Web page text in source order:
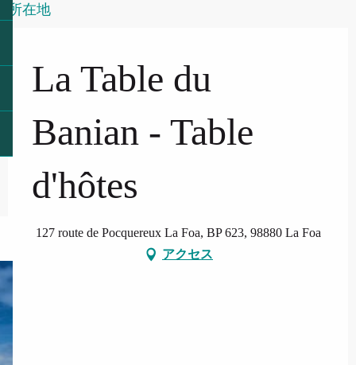
所在地
La Table du
Banian - Table
d'hôtes
127 route de Pocquereux La Foa, BP 623, 98880 La Foa
アクセス